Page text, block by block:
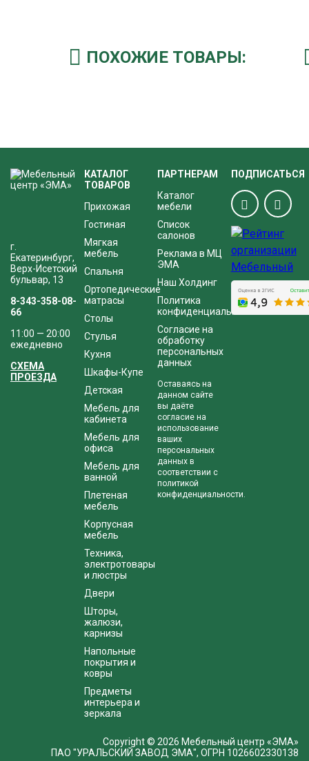
ПОХОЖИЕ ТОВАРЫ:
г.
Екатеринбург,
Верх-Исетский
бульвар, 13
8-343-358-08-
66
11:00 — 20:00
ежедневно
СХЕМА
ПРОЕЗДА
КАТАЛОГ
ТОВАРОВ
Прихожая
Гостиная
Мягкая
мебель
Спальня
Ортопедические
матрасы
Столы
Стулья
Кухня
Шкафы-Купе
Детская
Мебель для
кабинета
Мебель для
офиса
Мебель для
ванной
Плетеная
мебель
Корпусная
мебель
Техника,
электротовары
и люстры
Двери
Шторы,
жалюзи,
карнизы
Напольные
покрытия и
ковры
Предметы
интерьера и
зеркала
ПАРТНЕРАМ
Каталог
мебели
Список
салонов
Реклама в МЦ
ЭМА
Наш Холдинг
Политика
конфиденциальности
Согласие на
обработку
персональных
данных
Оставаясь на
данном сайте
вы даёте
согласие на
использование
ваших
персональных
данных в
соответствии с
политикой
конфиденциальности.
ПОДПИСАТЬСЯ
Copyright © 2026 Мебельный центр «ЭМА»
ПАО "УРАЛЬСКИЙ ЗАВОД ЭМА", ОГРН 1026602330138